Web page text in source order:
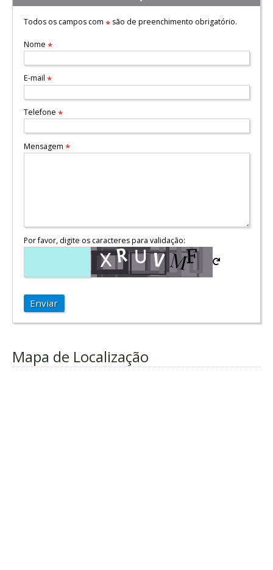
Todos os campos com *são de preenchimento obrigatório.
Nome *
E-mail *
Telefone *
Mensagem *
Por favor, digite os caracteres para validação:
Enviar
Mapa de Localização